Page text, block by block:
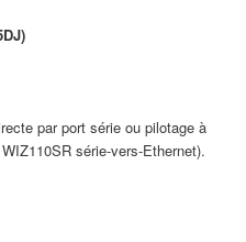
par port série ou pilotage à
série-vers-Ethernet).